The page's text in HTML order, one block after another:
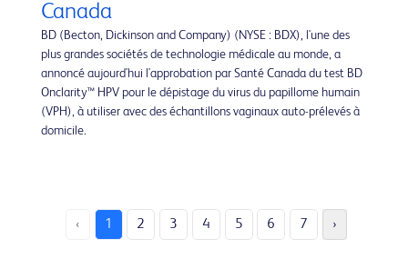
Canada
BD (Becton, Dickinson and Company) (NYSE : BDX), l'une des
plus grandes sociétés de technologie médicale au monde, a
annoncé aujourd'hui l'approbation par Santé Canada du test BD
Onclarity™ HPV pour le dépistage du virus du papillome humain
(VPH), à utiliser avec des échantillons vaginaux auto-prélevés à
domicile.
‹ 1 2 3 4 5 6 7 ›